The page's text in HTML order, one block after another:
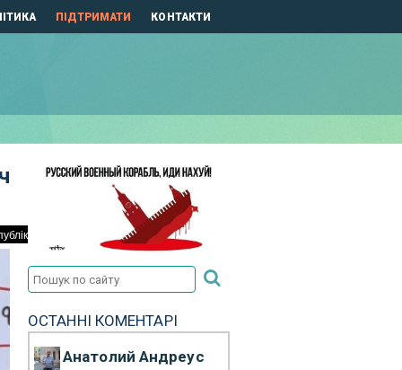
ПІДТРИМАТИ КОНТАКТИ
ОСТАННІ КОМЕНТАРІ
Анатолий Андреус